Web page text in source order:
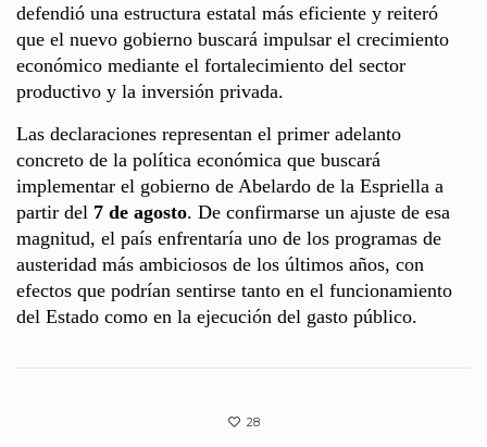
defendió una estructura estatal más eficiente y reiteró
que el nuevo gobierno buscará impulsar el crecimiento
económico mediante el fortalecimiento del sector
productivo y la inversión privada.
Las declaraciones representan el primer adelanto
concreto de la política económica que buscará
implementar el gobierno de Abelardo de la Espriella a
partir del 7 de agosto. De confirmarse un ajuste de esa
magnitud, el país enfrentaría uno de los programas de
austeridad más ambiciosos de los últimos años, con
efectos que podrían sentirse tanto en el funcionamiento
del Estado como en la ejecución del gasto público.
28